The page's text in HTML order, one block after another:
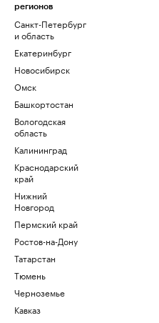
регионов
Санкт-Петербург
и область
Екатеринбург
Новосибирск
Омск
Башкортостан
Вологодская
область
Калининград
Краснодарский
край
Нижний
Новгород
Пермский край
Ростов-на-Дону
Татарстан
Тюмень
Черноземье
Кавказ